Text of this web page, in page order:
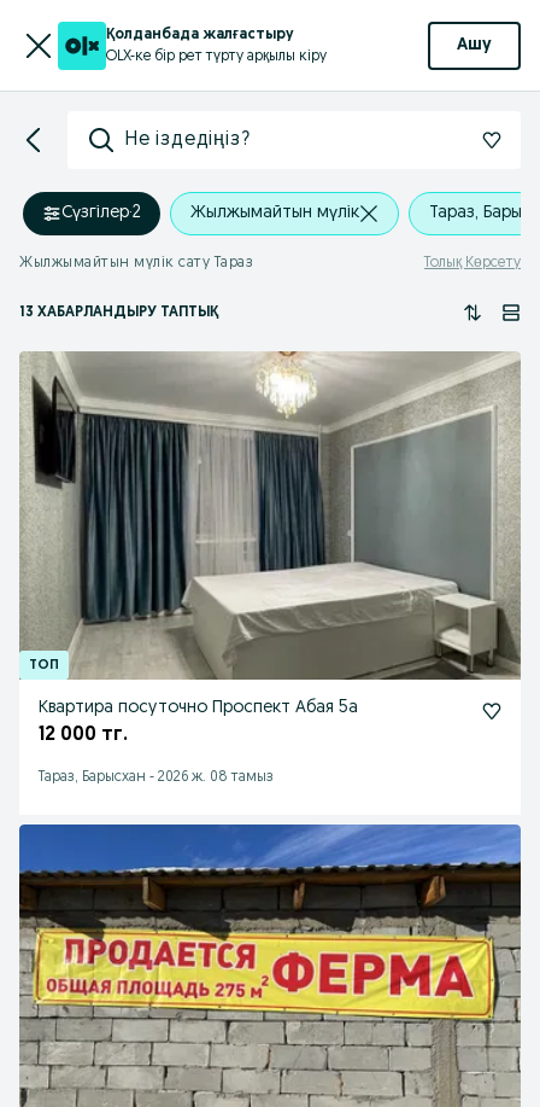
Қолданбада жалғастыру
OLX-ке бір рет түрту арқылы кіру
Ашу
Не іздедіңіз?
Сүзгілер·2 Жылжымайтын мүлік Тараз,
Жылжымайтын мүлік сату Тараз Толық Көрсету
13 ХАБАРЛАНДЫРУ ТАПТЫҚ
Квартира посуточно Проспект Абая 5а
12 000 тг.
Тараз, Барысхан - 2026 ж. 08 тамыз